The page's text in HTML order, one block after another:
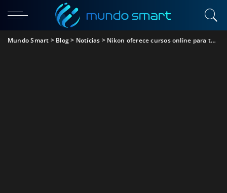
Mundo Smart > Blog> Notícias > Nikon oferece cursos online para te ajudar nesta quarentena